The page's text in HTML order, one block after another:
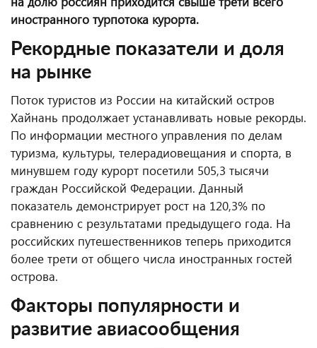
иностранного турпотока курорта.
Рекордные показатели и доля
на рынке
Поток туристов из России на китайский остров
Хайнань продолжает устанавливать новые рекорды.
По информации местного управления по делам
туризма, культуры, телерадиовещания и спорта, в
минувшем году курорт посетили 505,3 тысячи
граждан Российской Федерации. Данный
показатель демонстрирует рост на 120,3% по
сравнению с результатами предыдущего года. На
российских путешественников теперь приходится
более трети от общего числа иностранных гостей
острова.
Факторы популярности и
развитие авиасообщения